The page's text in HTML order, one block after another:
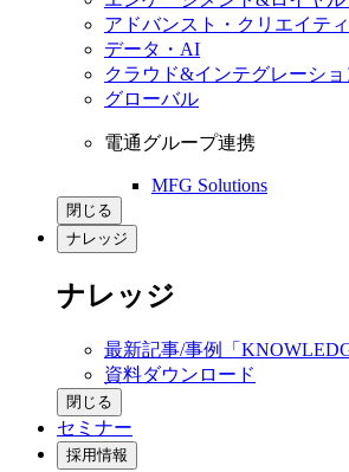
アドバンスト・クリエイテ
データ・AI
クラウド&インテグレーショ
グローバル
電通グループ連携
MFG Solutions
閉じる
ナレッジ
ナレッジ
最新記事/事例「
資料ダウンロード
閉じる
セミナー
採用情報